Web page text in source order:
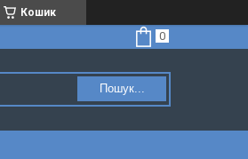
Кошик
Пошук...